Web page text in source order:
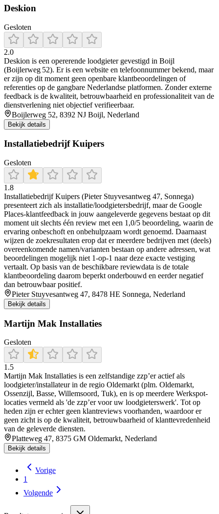
Deskion
Gesloten
2.0
Deskion is een opererende loodgieter gevestigd in Boijl
(Boijlerweg 52). Er is een website en telefoonnummer bekend, maar
er zijn op dit moment geen openbare klantbeoordelingen of
referenties op de gangbare Nederlandse platformen. Zonder externe
feedback is de kwaliteit, betrouwbaarheid en professionaliteit van de
dienstverlening niet objectief verifieerbaar.
Boijlerweg 52, 8392 NJ Boijl, Nederland
Bekijk details
Installatiebedrijf Kuipers
Gesloten
1.8
Installatiebedrijf Kuipers (Pieter Stuyvesantweg 47, Sonnega)
presenteert zich als installatie/loodgietersbedrijf, maar de Google
Places-klantfeedback in jouw aangeleverde gegevens bestaat op dit
moment uit slechts één review met een 1,0/5 beoordeling, waarin de
ervaring onbeschoft en onbehulpzaam wordt genoemd. Daarnaast
wijzen de zoekresultaten erop dat er meerdere bedrijven met (deels)
overeenkomende namen/varianten bestaan op andere adressen, wat
beoordelingen mogelijk niet 1-op-1 naar deze exacte vestiging
vertaalt. Op basis van de beschikbare reviewdata is de totale
klantbeoordeling daarom beperkt onderbouwd en eerder negatief
dan betrouwbaar positief.
Pieter Stuyvesantweg 47, 8478 HE Sonnega, Nederland
Bekijk details
Martijn Mak Installaties
Gesloten
1.5
Martijn Mak Installaties is een zelfstandige zzp’er actief als
loodgieter/installateur in de regio Oldemarkt (plm. Oldemarkt,
Ossenzijl, Basse, Willemsoord, Tuk), en is op meerdere Werkspot-
locaties vermeld als 'de zzp’er voor uw loodgieterswerk'. Tot op
heden zijn er echter geen klantreviews voorhanden, waardoor er
geen zicht is op de kwaliteit, betrouwbaarheid of klanttevredenheid
van de geleverde diensten.
Platteweg 47, 8375 GM Oldemarkt, Nederland
Bekijk details
Vorige
1
Volgende